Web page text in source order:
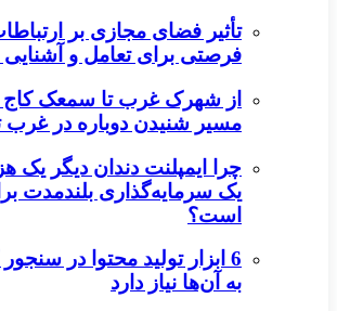
تأثیر فضای مجازی بر
فرصتی برای تعامل و آشنایی
از شهرک غرب تا سمعک کاج
مسیر شنیدن دوباره در غرب
چرا ایمپلنت دندان دیگر یک
یک سرمایه‌گذاری بلندمدت
است؟
6 ابزار تولید محتوا در
به آن‌ها نیاز دارد